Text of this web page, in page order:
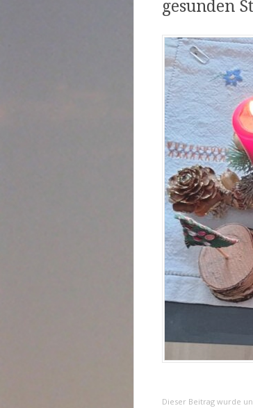
gesunden
Dieser Beitrag wurde